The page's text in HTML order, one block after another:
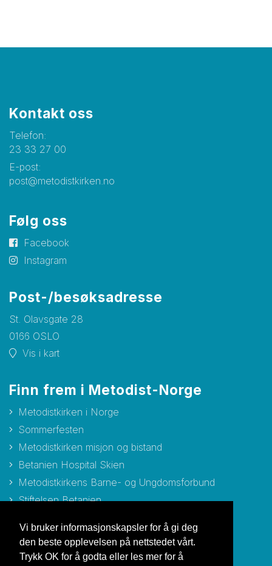
Vi bruker informasjonskapsler for å gi deg
den beste opplevelsen på nettstedet vårt.
Trykk OK for å godta eller les mer for å
Kontakt oss
Telefon:
23 33 27 00
E-post:
post@metodistkirken.no
Følg oss
Facebook
Instagram
Post-/besøksadresse
St. Olavsgate 28
0166 OSLO
Vis i kart
Finn frem i Metodist-Norge
Metodistkirken i Norge
Sommerfesten
Metodistkirken misjon og bistand
Betanien Hospital Skien
Metodistkirkens Barne- og Ungdomsforbund
Stiftelsen Betanien